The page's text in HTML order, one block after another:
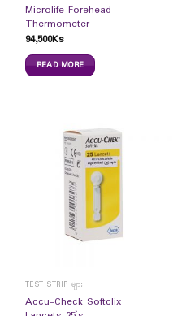
Microlife Forehead
Thermometer
94,500Ks
READ MORE
TEST STRIP များ
Accu-Check Softclix